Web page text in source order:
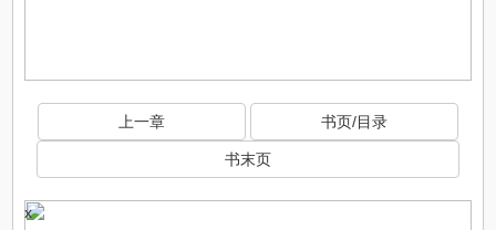
上一章 书页/目录
书末页
x